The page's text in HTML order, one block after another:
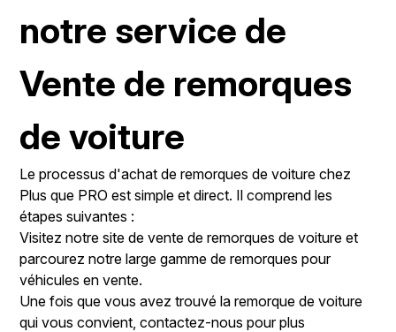
notre service de
Vente de remorques
de voiture
Le processus d'achat de remorques de voiture chez
Plus que PRO est simple et direct. Il comprend les
étapes suivantes :
Visitez notre site de vente de remorques de voiture et
parcourez notre large gamme de remorques pour
véhicules en vente.
Une fois que vous avez trouvé la remorque de voiture
qui vous convient, contactez-nous pour plus